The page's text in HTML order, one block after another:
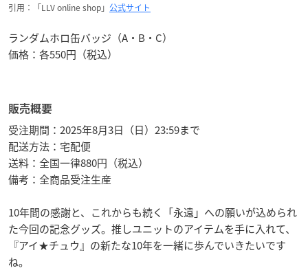
引用：「LLV online shop」 公式サイト
ランダムホロ缶バッジ（A・B・C）
価格：各550円（税込）
販売概要
受注期間：2025年8月3日（日）23:59まで
配送方法：宅配便
送料：全国一律880円（税込）
備考：全商品受注生産
10年間の感謝と、これからも続く「永遠」への願いが込められ
た今回の記念グッズ。推しユニットのアイテムを手に入れて、
『アイ★チュウ』の新たな10年を一緒に歩んでいきたいです
ね。